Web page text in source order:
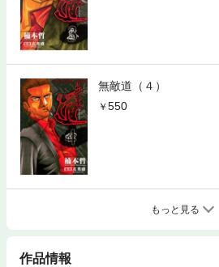
無敵道（４）
550
もっと見る
作品情報